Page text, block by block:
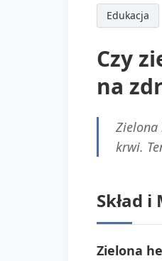
Edukacja
Czy
na
Zielona
krwi.
Skład
Zielona